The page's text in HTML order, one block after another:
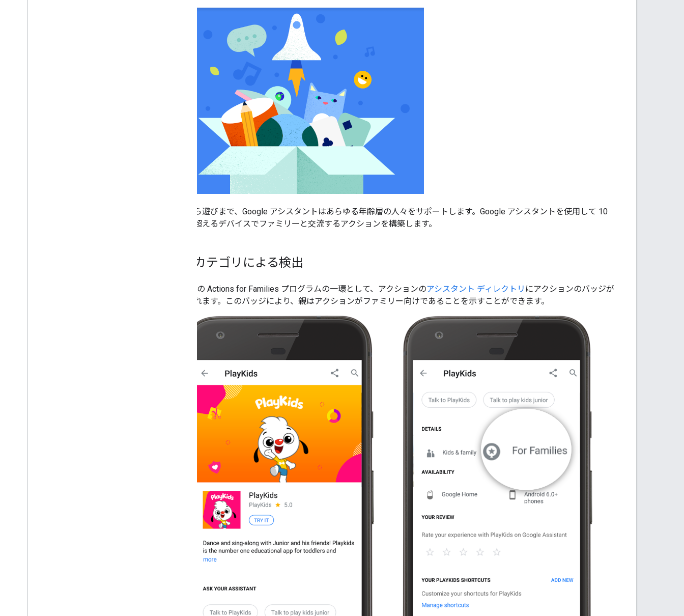
学習から遊びまで、Google アシスタントはあらゆる年齢層の人々をサポートします。Google アシスタントを使用して 10
億台を超えるデバイスでファミリーと交流するアクションを構築します。
専用カテゴリによる検出
Google の Actions for Families プログラムの一環として、アクションのアシスタント ディレクトリ にアクションのバッジが
表示されます。このバッジにより、親はアクションがファミリー向けであることを示すことができます。